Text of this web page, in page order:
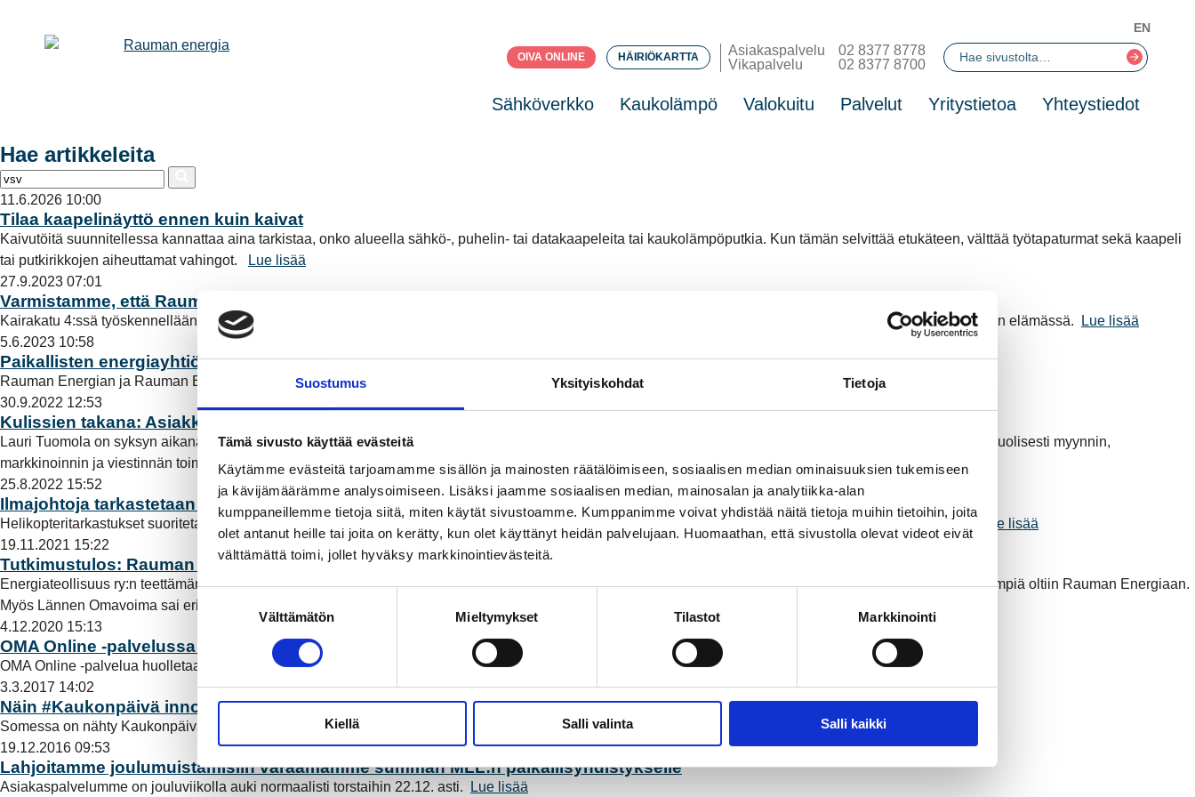
Suostumus Yksityiskohdat Tietoja
Tämä sivusto käyttää evästeitä
Käytämme evästeitä tarjoamamme sisällön ja mainosten räätälöimiseen, sosiaalisen median ominaisuuksien tukemiseen
ja kävijämäärämme analysoimiseen. Lisäksi jaamme sosiaalisen median, mainosalan ja analytiikka-alan
kumppaneillemme tietoja siitä, miten käytät sivustoamme. Kumppanimme voivat yhdistää näitä tietoja muihin tietoihin, joita
olet antanut heille tai joita on kerätty, kun olet käyttänyt heidän palvelujaan. Huomaathan, että sivustolla olevat videot eivät
välttämättä toimi, jollet hyväksy markkinointievästeitä.
S
s
u
k
s
Välttämätön Mieltymykset Tilastot Markkinointi
Kiellä Salli valinta Salli kaikki
OIVA ONLINE HÄIRIÖKARTTA Asiakaspalvelu
02 8377 8778
Vikapalvelu
02 8377 8700
Sähköverkko Kaukolämpö Valokuitu Palvelut Yritystietoa Yhteystiedot
EN
Hae artikkeleita
11.6.2026 10:00
Tilaa kaapelinäyttö ennen kuin kaivat
Kaivutöitä suunnitellessa kannattaa aina tarkistaa, onko alueella sähkö-, puhelin- tai datakaapeleita tai kaukolämpöputkia. Kun tämän selvittää etukäteen, välttää työtapaturmat sekä kaapeli
tai putkirikkojen aiheuttamat vahingot.
Lue lisää
27.9.2023 07:01
Varmistamme, että Rauma toimii
Kairakatu 4:ssä työskennellään joka päivä toimivan raumalaisten arjen eteen. Koostimme tähän juttuun esimerkkejä, miten Rauman Energia näkyy raumalaisten elämässä.
Lue lisää
5.6.2023 10:58
Paikallisten energiayhtiöiden puhelinnumeroihin muutoksia
Rauman Energian ja Rauman Energia Sähköverkon asiakaspalvelunumero ja vikapalvelunumero uudistuvat.
30.9.2022 12:53
Kulissien takana: Asiakkuusjohtajan päivä
Lauri Tuomola on syksyn aikana käynnistänyt Rauman Energialla uuden Asiakkuudet-yksikön toimintaa. Yksikön tehtäviin kuuluvat asiakaspalvelu sekä monipuolisesti myynnin,
markkinoinnin ja viestinnän toiminnot.
Lue lisää
25.8.2022 15:52
Ilmajohtoja tarkastetaan helikopterin avulla
Helikopteritarkastukset suoritetaan Rauman Energia Sähköverkon ja Vakka-Suomen Voiman alueilla kahden viikon aikana alkaen maanantaina 29.8.2022.
Lue lisää
19.11.2021 15:22
Tutkimustulos: Rauman Energian kaukolämpöön ollaan erittäin tyytyväisiä
Energiateollisuus ry:n teettämän tutkimuksen mukaan energiayhtiöiden asiakastyytyväisyys on pysynyt korkealla vuonna 2021. Kaukolämmön osalta tyytyväisimpiä oltiin Rauman Energiaan.
Myös Lännen Omavoima sai erinomaisen tuloksen.
4.12.2020 15:13
OMA Online -palvelussa käyttökatko maanantaina 7. joulukuuta
OMA Online -palvelua huolletaan maanantaina 7.12. kello 8-12 välisen ajan. Lue lisää
3.3.2017 14:02
Näin #Kaukonpäivä innosti somessa
Somessa on nähty Kaukonpäivänä runsaasti kaukolämpöön liittyvää viestintää.
Lue lisää
19.12.2016 09:53
Lahjoitamme joulumuistamisiin varaamamme summan MLL:n paikallisyhdistykselle
Asiakaspalvelumme on jouluviikolla auki normaalisti torstaihin 22.12. asti. Lue lisää